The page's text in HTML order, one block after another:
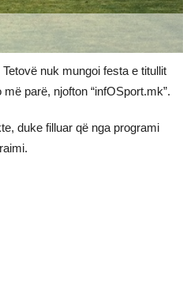
nuk mungoi festa e titullit
parë, njofton “infOSport.mk”.
duke filluar që nga programi